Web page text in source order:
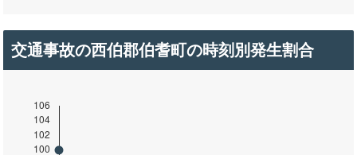
交通事故の西伯郡伯耆町の時刻別発生割合